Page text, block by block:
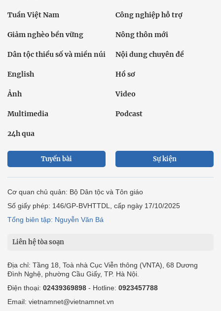
Tuần Việt Nam Công nghiệp hỗ trợ
Giảm nghèo bền vững Nông thôn mới
Dân tộc thiểu số và miền núi Nội dung chuyên đề
English Hồ sơ
Ảnh Video
Multimedia Podcast
24h qua
Tuyến bài Sự kiện
Cơ quan chủ quản: Bộ Dân tộc và Tôn giáo
Số giấy phép: 146/GP-BVHTTDL, cấp ngày 17/10/2025
Tổng biên tập: Nguyễn Văn Bá
Liên hệ tòa soạn
Địa chỉ: Tầng 18, Toà nhà Cục Viễn thông (VNTA), 68 Dương
Đình Nghệ, phường Cầu Giấy, TP. Hà Nội.
Điện thoại: 02439369898 - Hotline: 0923457788
Email: vietnamnet@vietnamnet.vn